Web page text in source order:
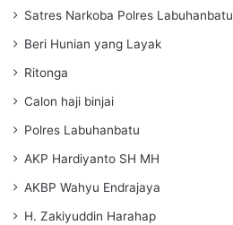
Satres Narkoba Polres Labuhanbatu
Beri Hunian yang Layak
Ritonga
Calon haji binjai
Polres Labuhanbatu
AKP Hardiyanto SH MH
AKBP Wahyu Endrajaya
H. Zakiyuddin Harahap